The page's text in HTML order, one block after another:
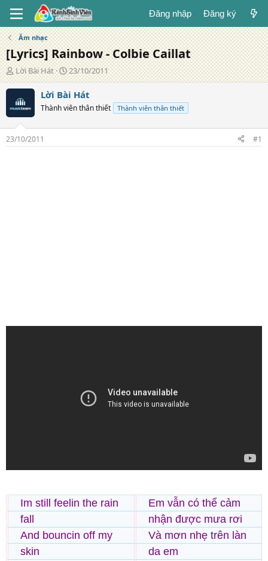
Đăng nhập Đăng ký
Âm nhạc
[Lyrics] Rainbow - Colbie Caillat
T
á
c
g
i
ả
Lời Bài Hát
N
g
à
y
đ
g
23/10/2011
Lời Bài Hát
Thành viên thân thiết Thành viên thân thiết
23/10/2011 #1
Im still feelin the rain
fall
And bouncin off my
skin
Em vẫn có thể cảm
nhận được mưa rơi
Và mơn nhẹ trên làn
da em